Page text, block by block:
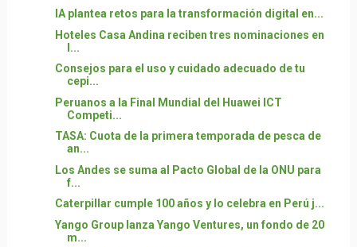
IA plantea retos para la transformación digital en...
Hoteles Casa Andina reciben tres nominaciones en
l...
Consejos para el uso y cuidado adecuado de tu
cepi...
Peruanos a la Final Mundial del Huawei ICT
Competi...
TASA: Cuota de la primera temporada de pesca de
an...
Los Andes se suma al Pacto Global de la ONU para
f...
Caterpillar cumple 100 años y lo celebra en Perú j...
Yango Group lanza Yango Ventures, un fondo de 20
m...